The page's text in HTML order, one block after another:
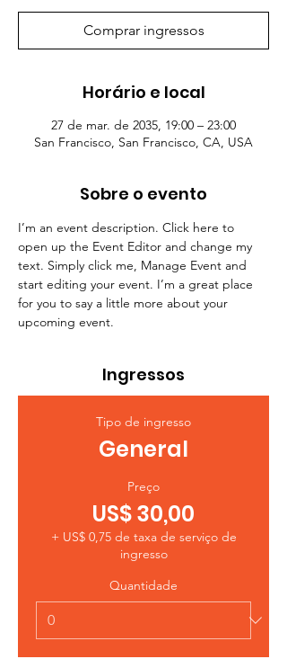
Comprar ingressos
Horário e local
27 de mar. de 2035, 19:00 – 23:00
San Francisco, San Francisco, CA, USA
Sobre o evento
I’m an event description. Click here to
open up the Event Editor and change my
text. Simply click me, Manage Event and
start editing your event. I’m a great place
for you to say a little more about your
upcoming event.
Ingressos
Tipo de ingresso
General
Preço
US$ 30,00
+ US$ 0,75 de taxa de serviço de
ingresso
Quantidade